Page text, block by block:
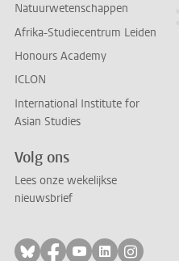
Natuurwetenschappen
Afrika-Studiecentrum Leiden
Honours Academy
ICLON
International Institute for
Asian Studies
Volg ons
Lees onze wekelijkse
nieuwsbrief
Volg ons op bluesky
Volg ons op
Volg ons op
Volg ons
Volg